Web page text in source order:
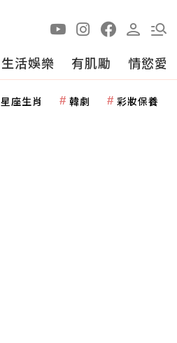
生活娛樂 有肌勵 情慾愛
星座生肖 韓劇 彩妝保養